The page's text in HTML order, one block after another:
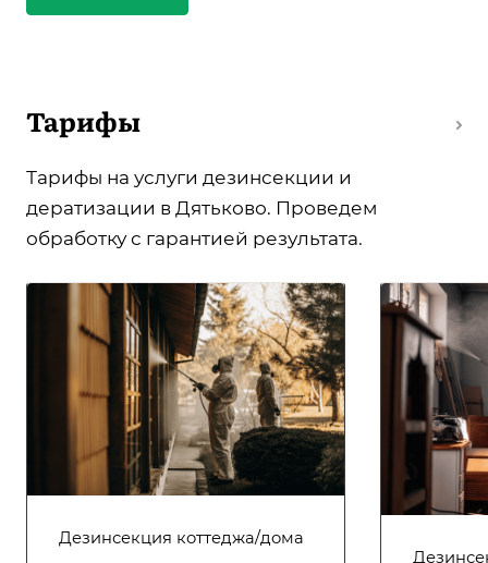
Тарифы
Тарифы на услуги дезинсекции и
дератизации в Дятьково. Проведем
обработку с гарантией результата.
Дезинсекция коттеджа/дома